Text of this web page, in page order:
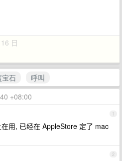
日
宝石
呼叫
+08:00
1
用, 已经在 AppleStore 定了 mac
2